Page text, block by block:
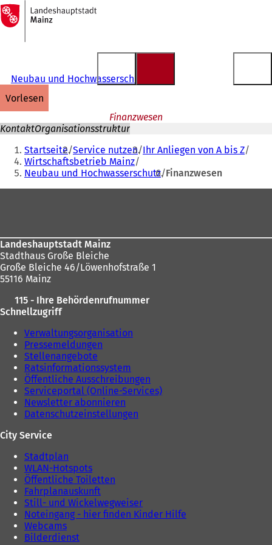
Inhalt anspringen
Zur
Startseite
Neubau und Hochwasserschutz
vorlesen
Finanzwesen
KontaktOrganisationsstruktur
Sie
befinden
sich
hier:
Startseite Service nutzen Ihr Anliegen von A bis Z
Wirtschaftsbetrieb Mainz
Neubau und Hochwasserschutz Finanzwesen
Landeshauptstadt Mainz
Stadthaus Große Bleiche
Große Bleiche 46/Löwenhofstraße 1
55116 Mainz
115 - Ihre Behördenrufnummer
Schnellzugriff
Verwaltungsorganisation
Pressemeldungen
Stellenangebote
Ratsinformationssystem
Öffentliche Ausschreibungen
Serviceportal (Online-Services)
Newsletter abonnieren
Datenschutzeinstellungen
City Service
Stadtplan
WLAN-Hotspots
Öffentliche Toiletten
Fahrplanauskunft
Still- und Wickelwegweiser
Noteingang - hier finden Kinder Hilfe
Webcams
Bilderdienst